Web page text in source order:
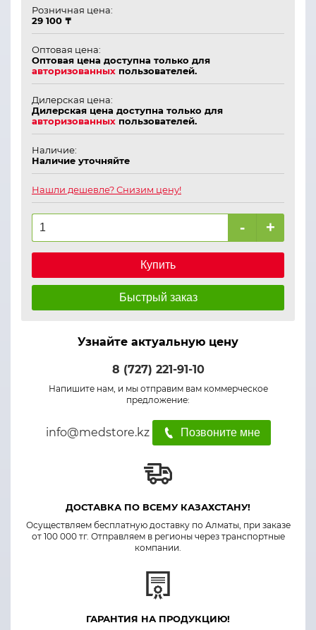
Розничная цена:
29 100 ₸
Оптовая цена:
Оптовая цена доступна только для
авторизованных пользователей.
Дилерская цена:
Дилерская цена доступна только для
авторизованных пользователей.
Наличие:
Наличие уточняйте
Нашли дешевле? Снизим цену!
- +
Купить
Быстрый заказ
Узнайте актуальную цену
8 (727) 221-91-10
Напишите нам, и мы отправим вам коммерческое
предложение:
info@medstore.kz Позвоните мне
ДОСТАВКА ПО ВСЕМУ КАЗАХСТАНУ!
Осуществляем бесплатную доставку по Алматы, при заказе
от 100 000 тг. Отправляем в регионы через транспортные
компании.
ГАРАНТИЯ НА ПРОДУКЦИЮ!